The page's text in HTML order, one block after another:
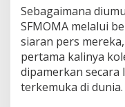
Sebagaimana
SFMOMA melalui
siaran pers
pertama kalinya
dipamerkan secara
terkemuka di dunia.